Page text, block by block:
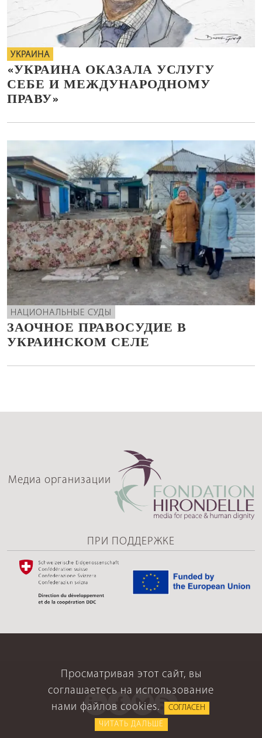
Просматривая этот сайт, вы
соглашаетесь на использование
нами файлов cookies.
СОГЛАСЕН
ЧИТАТЬ ДАЛЬШЕ
УКРАИНА
«УКРАИНА ОКАЗАЛА УСЛУГУ
СЕБЕ И МЕЖДУНАРОДНОМУ
ПРАВУ»
НАЦИОНАЛЬНЫЕ СУДЫ
ЗАОЧНОЕ ПРАВОСУДИЕ В
УКРАИНСКОМ СЕЛЕ
Медиа организации
ПРИ ПОДДЕРЖКЕ